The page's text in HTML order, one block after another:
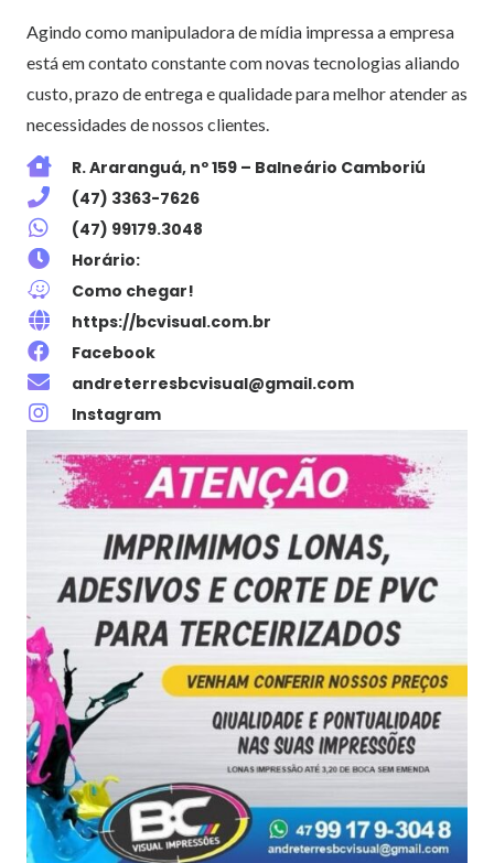
Agindo como manipuladora de mídia impressa a empresa
está em contato constante com novas tecnologias aliando
custo, prazo de entrega e qualidade para melhor atender as
necessidades de nossos clientes.
R. Araranguá, nº 159 – Balneário Camboriú
(47) 3363-7626
(47) 99179.3048
Horário:
Como chegar!
https://bcvisual.com.br
Facebook
andreterresbcvisual@gmail.com
Instagram